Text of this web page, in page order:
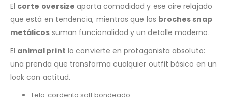
El corte oversize aporta comodidad y ese aire relajado
que está en tendencia, mientras que los broches snap
metálicossuman funcionalidad y un detalle moderno.
El animal print lo convierte en protagonista absoluto:
una prenda que transforma cualquier outfit básico en un
look con actitud.
Tela: corderito soft bondeado